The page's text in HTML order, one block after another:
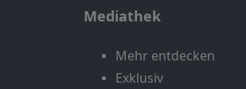
Mediathek
Mehr entdecken
Exklusiv